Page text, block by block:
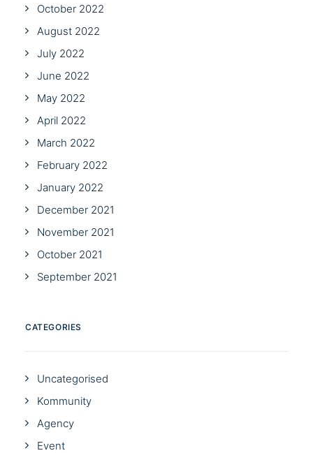
October 2022
August 2022
July 2022
June 2022
May 2022
April 2022
March 2022
February 2022
January 2022
December 2021
November 2021
October 2021
September 2021
CATEGORIES
Uncategorised
Kommunity
Agency
Event